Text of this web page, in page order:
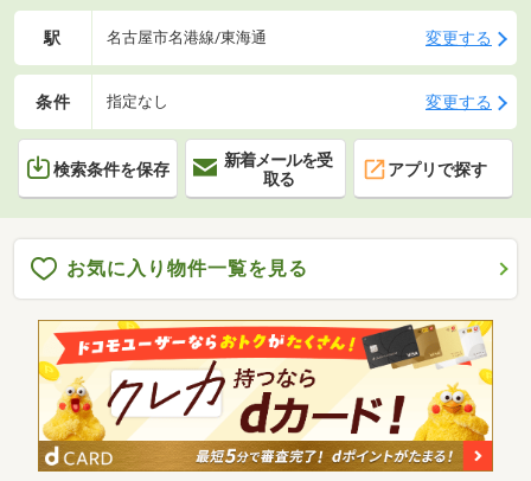
駅 名古屋市名港線/東海通 変更する
条件 指定なし 変更する
検索条件を保存
新着メールを受
取る
アプリで探す
お気に入り物件一覧を見る